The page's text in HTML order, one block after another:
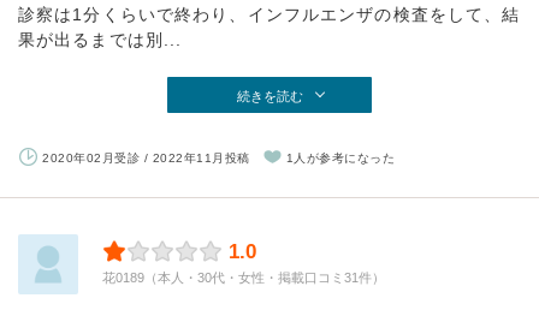
診察は1分くらいで終わり、インフルエンザの検査をして、結
果が出るまでは別...
続きを読む
2020年02月受診 / 2022年11月投稿 1人が参考になった
1.0
花0189（本人・30代・女性・掲載口コミ31件）